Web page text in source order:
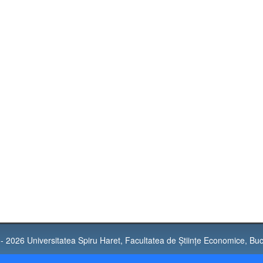
2026 Universitatea Spiru Haret, Facultatea de Științe Economice,